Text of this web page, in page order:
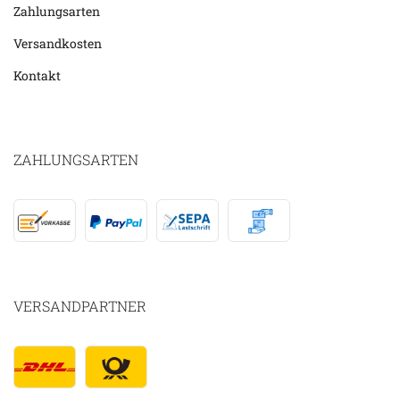
Zahlungsarten
Versandkosten
Kontakt
ZAHLUNGSARTEN
VERSANDPARTNER